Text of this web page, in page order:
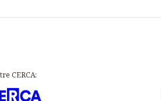
CERCA: